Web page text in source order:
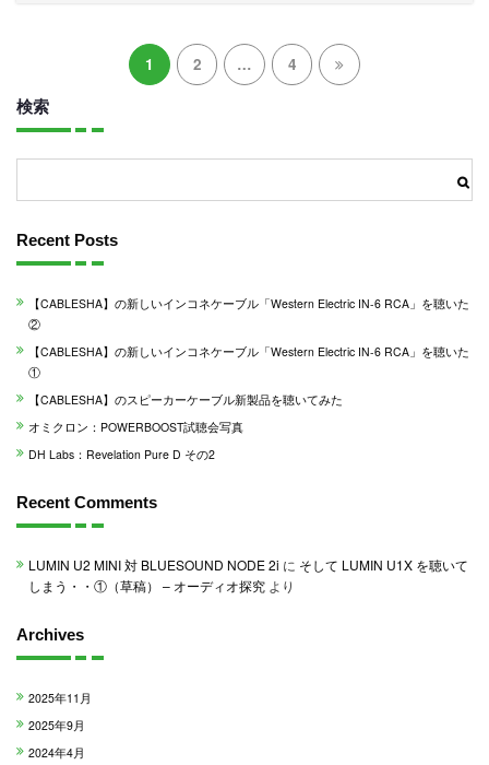
投
ペ
ー
り
1 2 … 4
検索
Recent Posts
【CABLESHA】の新しいインコネケーブル「Western Electric IN-6 RCA」を聴いた
②
【CABLESHA】の新しいインコネケーブル「Western Electric IN-6 RCA」を聴いた
①
【CABLESHA】のスピーカーケーブル新製品を聴いてみた
オミクロン：POWERBOOST試聴会写真
DH Labs：Revelation Pure D その2
Recent Comments
LUMIN U2 MINI 対 BLUESOUND NODE 2i に そして LUMIN U1X を聴いて
しまう・・①（草稿） – オーディオ探究 より
Archives
2025年11月
2025年9月
2024年4月